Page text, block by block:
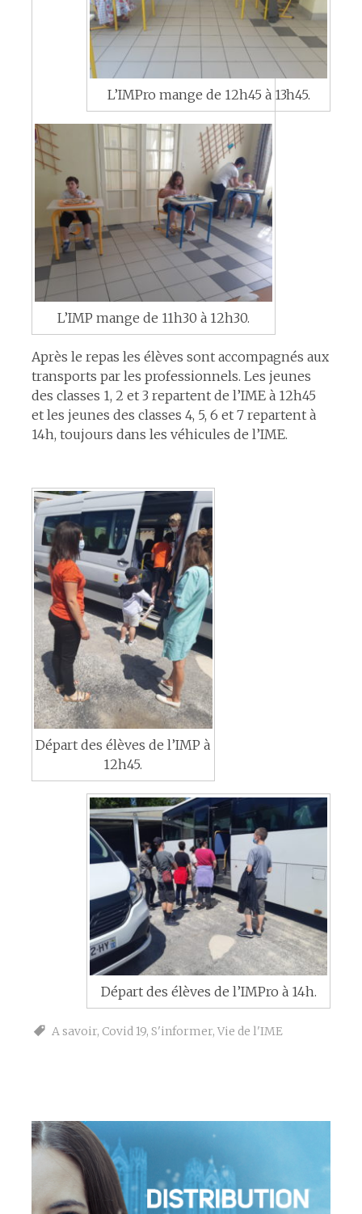
L’IMPro mange de 12h45 à 13h45.
L’IMP mange de 11h30 à 12h30.
Après le repas les élèves sont accompagnés aux
transports par les professionnels. Les jeunes
des classes 1, 2 et 3 repartent de l’IME à 12h45
et les jeunes des classes 4, 5, 6 et 7 repartent à
14h, toujours dans les véhicules de l’IME.
Départ des élèves de l’IMP à
12h45.
Départ des élèves de l’IMPro à 14h.
A savoir, Covid 19, S'informer, Vie de l'IME